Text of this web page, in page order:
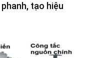
tạo hiệu